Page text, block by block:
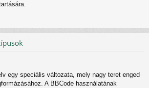
egy speciális változata, mely nagy teret enged
A BBCode használatának